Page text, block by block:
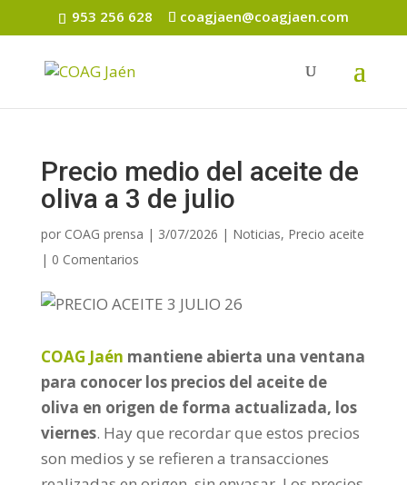
953 256 628 coagjaen@coagjaen.com
Precio medio del aceite de
oliva a 3 de julio
por COAG prensa | 3/07/2026 | Noticias, Precio aceite
| 0 Comentarios
COAG Jaén mantiene abierta una ventana
para conocer los precios del aceite de
oliva en origen de forma actualizada, los
viernes. Hay que recordar que estos precios
son medios y se refieren a transacciones